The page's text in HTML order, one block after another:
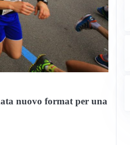
nuovo format per una